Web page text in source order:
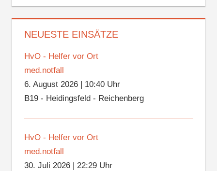
NEUESTE EINSÄTZE
HvO - Helfer vor Ort
med.notfall
6. August 2026| 10:40 Uhr
B19 - Heidingsfeld - Reichenberg
HvO - Helfer vor Ort
med.notfall
30. Juli 2026| 22:29 Uhr